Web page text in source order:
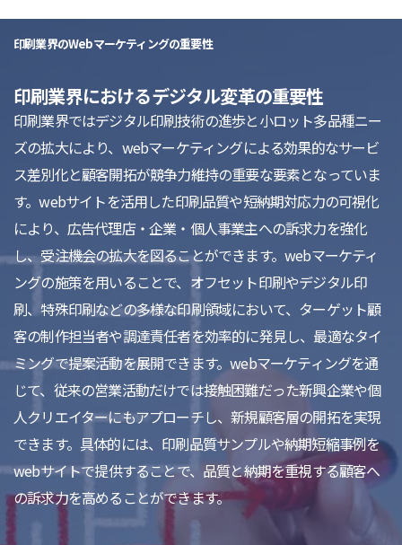
印刷業界のWebマーケティングの重要性
印刷業界におけるデジタル変革の重要性
印刷業界ではデジタル印刷技術の進歩と小ロット多品種ニー
ズの拡大により、webマーケティングによる効果的なサービ
ス差別化と顧客開拓が競争力維持の重要な要素となっていま
す。webサイトを活用した印刷品質や短納期対応力の可視化
により、広告代理店・企業・個人事業主への訴求力を強化
し、受注機会の拡大を図ることができます。webマーケティ
ングの施策を用いることで、オフセット印刷やデジタル印
刷、特殊印刷などの多様な印刷領域において、ターゲット顧
客の制作担当者や調達責任者を効率的に発見し、最適なタイ
ミングで提案活動を展開できます。webマーケティングを通
じて、従来の営業活動だけでは接触困難だった新興企業や個
人クリエイターにもアプローチし、新規顧客層の開拓を実現
できます。具体的には、印刷品質サンプルや納期短縮事例を
webサイトで提供することで、品質と納期を重視する顧客へ
の訴求力を高めることができます。